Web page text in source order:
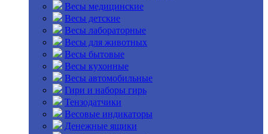
Весы медицинские
Весы детские
Весы лабораторные
Весы для животных
Весы бытовые
Весы кухонные
Весы автомобильные
Гири и наборы гирь
Тензодатчики
Весовые индикаторы
Денежные ящики